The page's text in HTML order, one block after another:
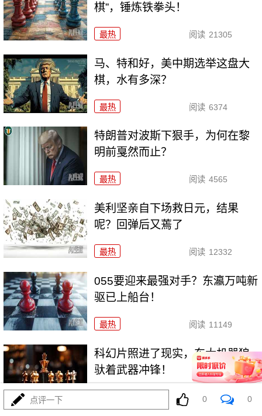
棋”，锤炼铁拳头！
最热 阅读 21305
马、特和好，美中期选举这盘大
棋，水有多深？
最热 阅读 6374
特朗普对波斯下狠手，为何在黎
明前戛然而止？
最热 阅读 4565
美利坚亲自下场救日元，结果
呢？回弹后又蔫了
最热 阅读 12332
055要迎来最强对手？东瀛万吨新
驱已上船台！
最热 阅读 11149
科幻片照进了现实，东大机器狼
驮着武器冲锋！
阅读 8734
点评一下 0 0